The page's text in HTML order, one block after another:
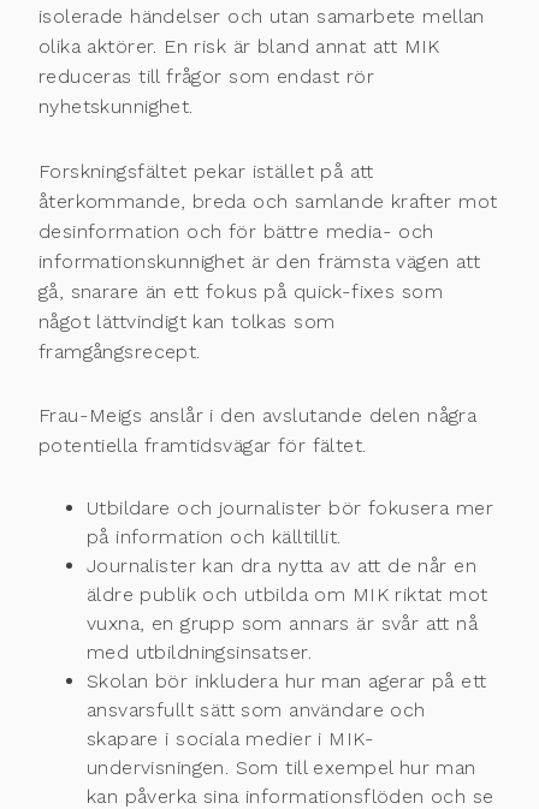
isolerade händelser och utan samarbete mellan
olika aktörer. En risk är bland annat att MIK
reduceras till frågor som endast rör
nyhetskunnighet.
Forskningsfältet pekar istället på att
återkommande, breda och samlande krafter mot
desinformation och för bättre media- och
informationskunnighet är den främsta vägen att
gå, snarare än ett fokus på quick-fixes som
något lättvindigt kan tolkas som
framgångsrecept.
Frau-Meigs anslår i den avslutande delen några
potentiella framtidsvägar för fältet.
Utbildare och journalister bör fokusera mer
på information och källtillit.
Journalister kan dra nytta av att de når en
äldre publik och utbilda om MIK riktat mot
vuxna, en grupp som annars är svår att nå
med utbildningsinsatser.
Skolan bör inkludera hur man agerar på ett
ansvarsfullt sätt som användare och
skapare i sociala medier i MIK-
undervisningen. Som till exempel hur man
kan påverka sina informationsflöden och se